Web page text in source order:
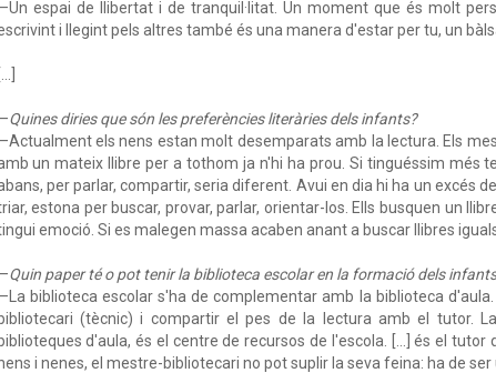
espai de llibertat i de tranquil·litat. Un moment que és molt
i llegint pels altres també és una manera d'estar per tu, un
Quines diries que són les preferències literàries dels infants?
els nens estan molt desemparats amb la lectura. Els
un mateix llibre per a tothom ja n'hi ha prou. Si tinguéssim més
per parlar, compartir, seria diferent. Avui en dia hi ha un excés
estona per buscar, provar, parlar, orientar-los. Ells busquen un
emoció. Si es malegen massa acaben anant a buscar llibres
Quin paper té o pot tenir la biblioteca escolar en la formació dels
biblioteca escolar s'ha de complementar amb la biblioteca
(tècnic) i compartir el pes de la lectura amb el tutor.
d'aula, és el centre de recursos de l'escola. [...] és el tutor
i nenes, el mestre-bibliotecari no pot suplir la seva feina: ha de ser